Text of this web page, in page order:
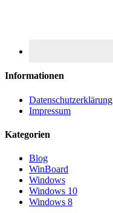
Informationen
Datenschutzerklärung
Impressum
Kategorien
Blog
WinBoard
Windows
Windows 10
Windows 8